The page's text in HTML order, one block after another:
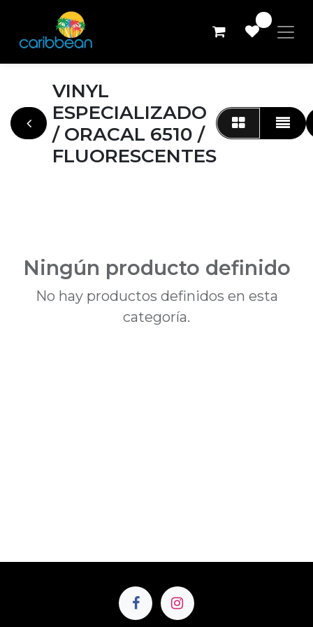
VINYL
ESPECIALIZADO
/ ORACAL 6510 /
FLUORESCENTES
Ningún producto definido
No hay productos definidos en esta
categoría.